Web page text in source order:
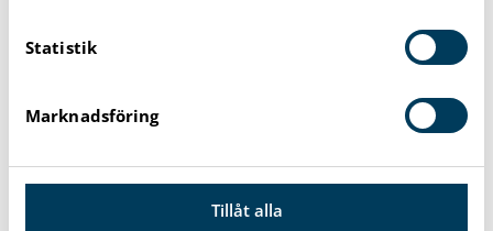
Statistik
Marknadsföring
Tillåt alla
Skicka säker e-post
DELA:
Skriv ut sidan